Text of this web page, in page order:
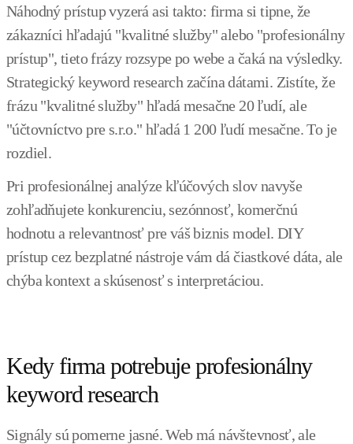
Náhodný prístup vyzerá asi takto: firma si tipne, že
zákazníci hľadajú "kvalitné služby" alebo "profesionálny
prístup", tieto frázy rozsype po webe a čaká na výsledky.
Strategický keyword research začína dátami. Zistíte, že
frázu "kvalitné služby" hľadá mesačne 20 ľudí, ale
"účtovníctvo pre s.r.o." hľadá 1 200 ľudí mesačne. To je
rozdiel.
Pri profesionálnej analýze kľúčových slov navyše
zohľadňujete konkurenciu, sezónnosť, komerčnú
hodnotu a relevantnosť pre váš biznis model. DIY
prístup cez bezplatné nástroje vám dá čiastkové dáta, ale
chýba kontext a skúsenosť s interpretáciou.
Kedy firma potrebuje profesionálny
keyword research
Signály sú pomerne jasné. Web má návštevnosť, ale